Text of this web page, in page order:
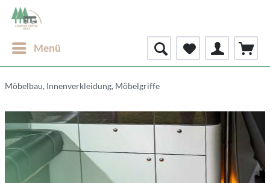
Menü
Möbelbau, Innenverkleidung, Möbelgriffe